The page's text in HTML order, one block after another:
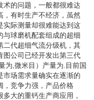
术的问题，一般都很难达
，有时生产不经济，虽然
实际测量却很难能达到这
与球磨机配套组成的超细
二代超细气流分级机，其
图公司已经开发出第三代
为,微米目）产量为.目前国
市场需求量确实在逐渐的
，竞争力强，产品价格
大的重钙生产商应用，